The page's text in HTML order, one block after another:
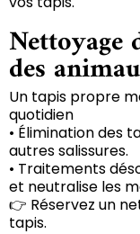
Nettoyage
des
Un tapis propre
quotidien
• Élimination des
autres salissures.
• Traitements
et neutralise les
👉 Réservez un
tapis.